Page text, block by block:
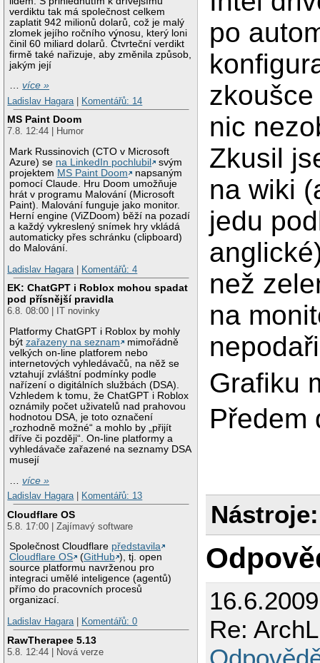
verdiktu tak má společnost celkem
zaplatit 942 milionů dolarů, což je malý
zlomek jejího ročního výnosu, který loni
činil 60 miliard dolarů. Čtvrteční verdikt
firmě také nařizuje, aby změnila způsob,
jakým její
…více »
Ladislav Hagara
Komentářů: 14
MS Paint Doom
7.8. 12:44 | Humor
Mark Russinovich (CTO v Microsoft
Azure) se na LinkedIn pochlubil
svým
projektem MS Paint Doom
napsaným
pomocí Claude. Hru Doom umožňuje
hrát v programu Malování (Microsoft
Paint). Malování funguje jako monitor.
Herní engine (ViZDoom) běží na pozadí
a každý vykreslený snímek hry vkládá
automaticky přes schránku (clipboard)
do Malování.
Ladislav Hagara | Komentářů: 4
EK: ChatGPT i Roblox mohou spadat
pod přísnější pravidla
6.8. 08:00 | IT novinky
Platformy ChatGPT i Roblox by mohly
býtzařazeny na seznam
mimořádně
velkých on-line platforem nebo
internetových vyhledávačů, na něž se
vztahují zvláštní podmínky podle
nařízení o digitálních službách (DSA).
Vzhledem k tomu, že ChatGPT i Roblox
oznámily počet uživatelů nad prahovou
hodnotou DSA, je toto označení
„rozhodně možné“ a mohlo by „přijít
dříve či později“. On-line platformy a
vyhledávače zařazené na seznamy DSA
musejí
…více »
Ladislav Hagara| Komentářů: 13
Cloudflare OS
5.8. 17:00 | Zajímavý software
Společnost Cloudflare představila
Cloudflare OS
(GitHub ), tj. open
source platformu navrženou pro
integraci umělé inteligence (agentů)
přímo do pracovních procesů
organizací.
Ladislav Hagara| Komentářů: 0
RawTherapee 5.13
5.8. 12:44 | Nová verze
po
nic
Zkusil
na wiki
jedu
než
na
Grafiku
Předem
Nástroje:
Re: